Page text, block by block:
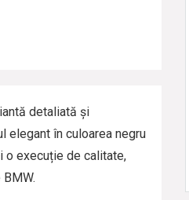
detaliată și
elegant în culoarea negru
o execuție de calitate,